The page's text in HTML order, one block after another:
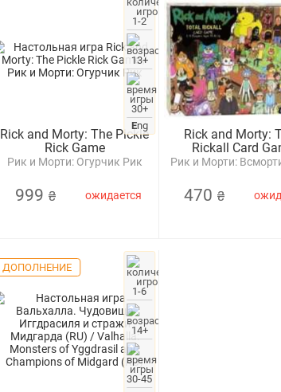
Rick and Morty: The Pickle
Rick Game
Рик и Морти: Огурчик Рик
1-2
13+
30+
Eng
999 ₴ ожидается
Rick and Morty:
Rickall Card
Рик и Морти:
470 ₴
1-6
14+
30-45
ДОПОЛНЕНИЕ